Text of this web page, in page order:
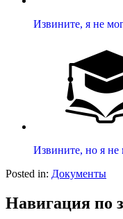
Извините, я не
Извините, но я не
Posted in: Документы
Навигация по